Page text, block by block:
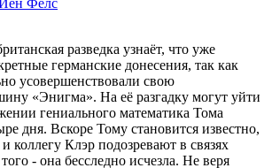
разведка узнаёт, что уже
германские донесения, так как
усовершенствовали свою
«Энигма». На её разгадку могут уйти
гениального математика Тома
дня. Вскоре Тому становится известно,
коллегу Клэр подозревают в связях
- она бесследно исчезла. Не веря